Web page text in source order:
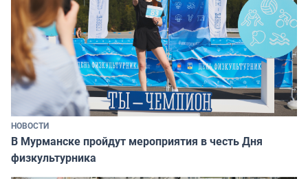
НОВОСТИ
В Мурманске пройдут мероприятия в честь Дня
физкультурника